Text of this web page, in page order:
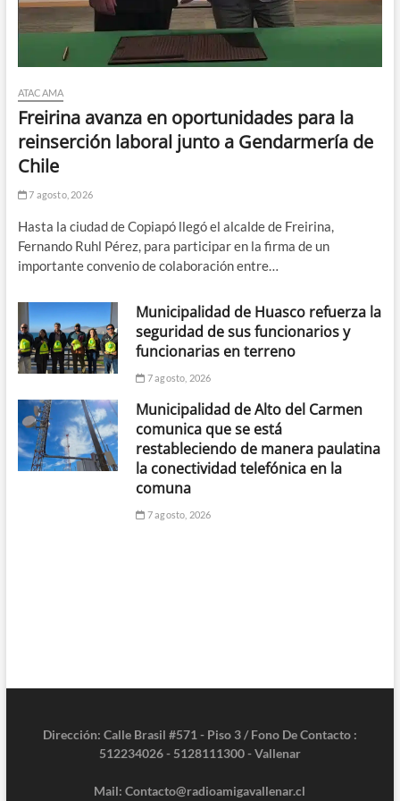
ATACAMA
Freirina avanza en oportunidades para la
reinserción laboral junto a Gendarmería de
Chile
7 agosto, 2026
Hasta la ciudad de Copiapó llegó el alcalde de Freirina,
Fernando Ruhl Pérez, para participar en la firma de un
importante convenio de colaboración entre…
Municipalidad de Huasco refuerza la
seguridad de sus funcionarios y
funcionarias en terreno
7 agosto, 2026
Municipalidad de Alto del Carmen
comunica que se está
restableciendo de manera paulatina
la conectividad telefónica en la
comuna
7 agosto, 2026
Dirección: Calle Brasil #571 - Piso 3 / Fono De Contacto :
512234026 - 5128111300 - Vallenar
Mail: Contacto@radioamigavallenar.cl